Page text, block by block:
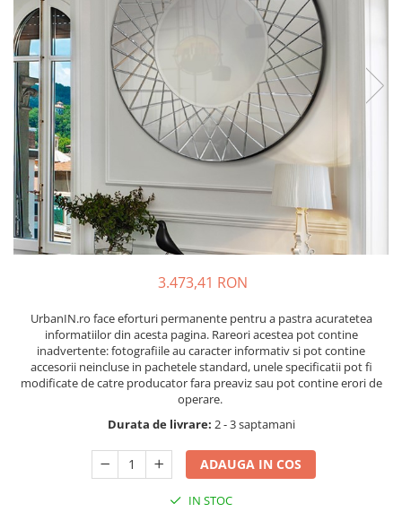
3.473,41 RON
UrbanIN.ro face eforturi permanente pentru a pastra acuratetea
informatiilor din acesta pagina. Rareori acestea pot contine
inadvertente: fotografiile au caracter informativ si pot contine
accesorii neincluse in pachetele standard, unele specificatii pot fi
modificate de catre producator fara preaviz sau pot contine erori de
operare.
Durata de livrare: 2 - 3 saptamani
ADAUGA IN COS
IN STOC